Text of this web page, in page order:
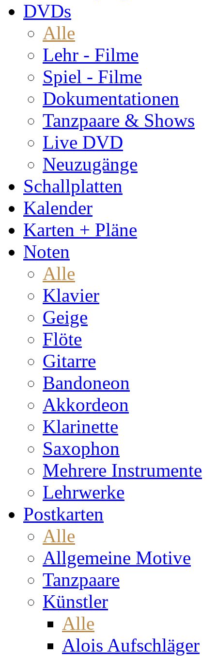
DVDs
Alle
Lehr - Filme
Spiel - Filme
Dokumentationen
Tanzpaare & Shows
Live DVD
Neuzugänge
Schallplatten
Kalender
Karten + Pläne
Noten
Alle
Klavier
Geige
Flöte
Gitarre
Bandoneon
Akkordeon
Klarinette
Saxophon
Mehrere Instrumente
Lehrwerke
Postkarten
Alle
Allgemeine Motive
Tanzpaare
Künstler
Alle
Alois Aufschläger